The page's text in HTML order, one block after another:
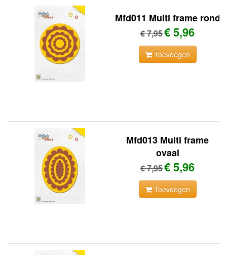
Mfd011 Multi frame rond
€ 7,95€ 5,96
Toevoegen
Mfd013 Multi frame
ovaal
€ 7,95€ 5,96
Toevoegen